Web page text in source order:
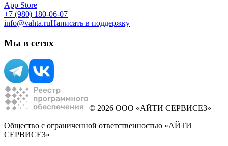
App Store
+7 (980) 180-06-07
info@vahta.ruНаписать в поддержку
Мы в сетях
© 2026 ООО «АЙТИ СЕРВИСЕЗ»
Общество с ограниченной ответственностью «АЙТИ
СЕРВИСЕЗ»